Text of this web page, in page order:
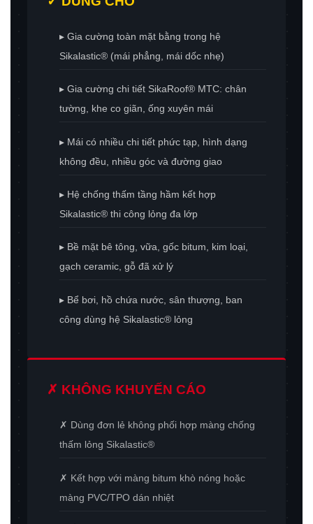
▸ Gia cường toàn mặt bằng trong hệ
Sikalastic® (mái phẳng, mái dốc nhẹ)
▸ Gia cường chi tiết SikaRoof® MTC: chân
tường, khe co giãn, ống xuyên mái
▸ Mái có nhiều chi tiết phức tạp, hình dạng
không đều, nhiều góc và đường giao
▸ Hệ chống thấm tầng hầm kết hợp
Sikalastic® thi công lỏng đa lớp
▸ Bề mặt bê tông, vữa, gốc bitum, kim loại,
gạch ceramic, gỗ đã xử lý
▸ Bể bơi, hồ chứa nước, sân thượng, ban
công dùng hệ Sikalastic® lỏng
✗ KHÔNG KHUYẾN CÁO
✗ Dùng đơn lẻ không phối hợp màng chống
thấm lỏng Sikalastic®
✗ Kết hợp với màng bitum khò nóng hoặc
màng PVC/TPO dán nhiệt